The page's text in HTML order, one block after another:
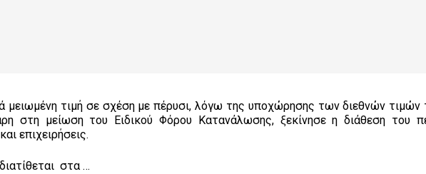
μειωμένη τιμή σε σχέση με πέρυσι, λόγω της υποχώρησης των διεθνών τιμών
στη μείωση του Ειδικού Φόρου Κατανάλωσης, ξεκίνησε η διάθεση του
επιχειρήσεις.
στα …